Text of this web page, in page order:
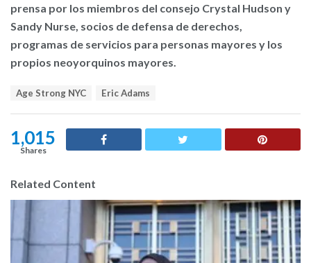
prensa por los miembros del consejo Crystal Hudson y
Sandy Nurse, socios de defensa de derechos,
programas de servicios para personas mayores y los
propios neoyorquinos mayores.
Age Strong NYC Eric Adams
1,015
Shares
Related Content